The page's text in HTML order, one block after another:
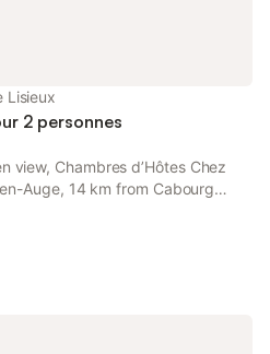
Lisieux
2 personnes
view, Chambres d’Hôtes Chez
Auge, 14 km from Cabourg
Casino.